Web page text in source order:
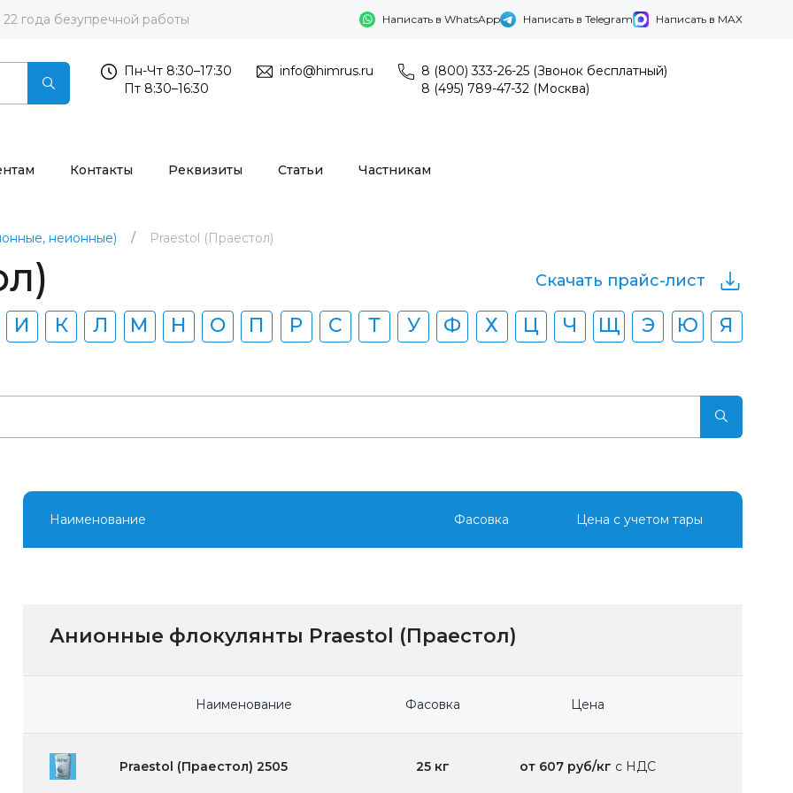
22 года безупречной работы Написать в WhatsApp Написать в Telegram Написать в MAX
Пн-Чт 8:30–17:30
Пт 8:30–16:30
info@himrus.ru
8 (800) 333-26-25 (Звонок бесплатный)
8 (495) 789-47-32 (Москва)
Контакты Реквизиты Статьи Частникам
неионные) Praestol (Праестол)
Скачать прайс-лист
И К Л М Н О П Р С Т У Ф Х Ц Ч Щ Э Ю Я
Наименование Фасовка Цена с учетом тары
Анионные флокулянты Praestol (Праестол)
Наименование Фасовка Цена
Praestol (Праестол) 2505 25 кг от 607 руб/кг с НДС